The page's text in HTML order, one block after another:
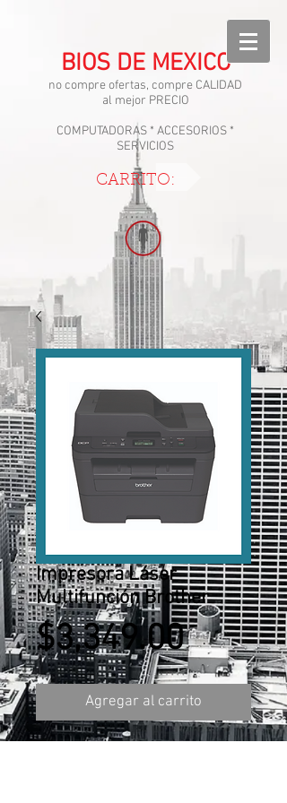
BIOS DE MEXICO
no compre ofertas, compre CALIDAD
al mejor PRECIO
COMPUTADORAS * ACCESORIOS *
SERVICIOS
CARRITO:
Impresora Láser
Multifunción Brother
$3,349.00Precio
Agregar al carrito